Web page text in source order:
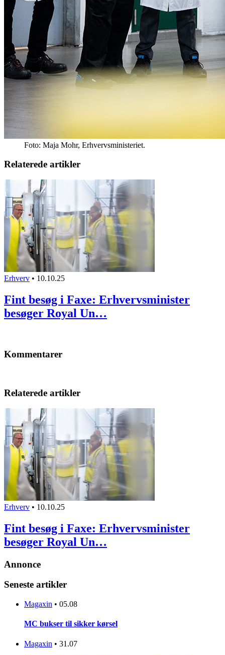
Foto: Maja Mohr, Erhvervsministeriet.
Relaterede artikler
Erhverv • 10.10.25
Fint besøg i Faxe: Erhvervsminister
besøger Royal Un…
Kommentarer
Relaterede artikler
Erhverv • 10.10.25
Fint besøg i Faxe: Erhvervsminister
besøger Royal Un…
Annonce
Seneste artikler
Magaxin • 05.08
MC bukser til sikker kørsel
Magaxin • 31.07